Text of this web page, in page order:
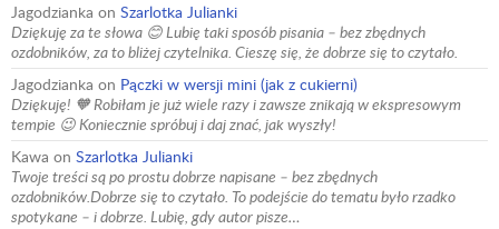
Jagodzianka on Szarlotka Julianki
Dziękuję za te słowa 😊 Lubię taki sposób pisania – bez zbędnych
ozdobników, za to bliżej czytelnika. Cieszę się, że dobrze się to czytało.
Jagodzianka on Pączki w wersji mini (jak z cukierni)
Dziękuję! 🧡 Robiłam je już wiele razy i zawsze znikają w ekspresowym
tempie 😉 Koniecznie spróbuj i daj znać, jak wyszły!
Kawa on Szarlotka Julianki
Twoje treści są po prostu dobrze napisane – bez zbędnych
ozdobników.Dobrze się to czytało. To podejście do tematu było rzadko
spotykane – i dobrze. Lubię, gdy autor pisze…